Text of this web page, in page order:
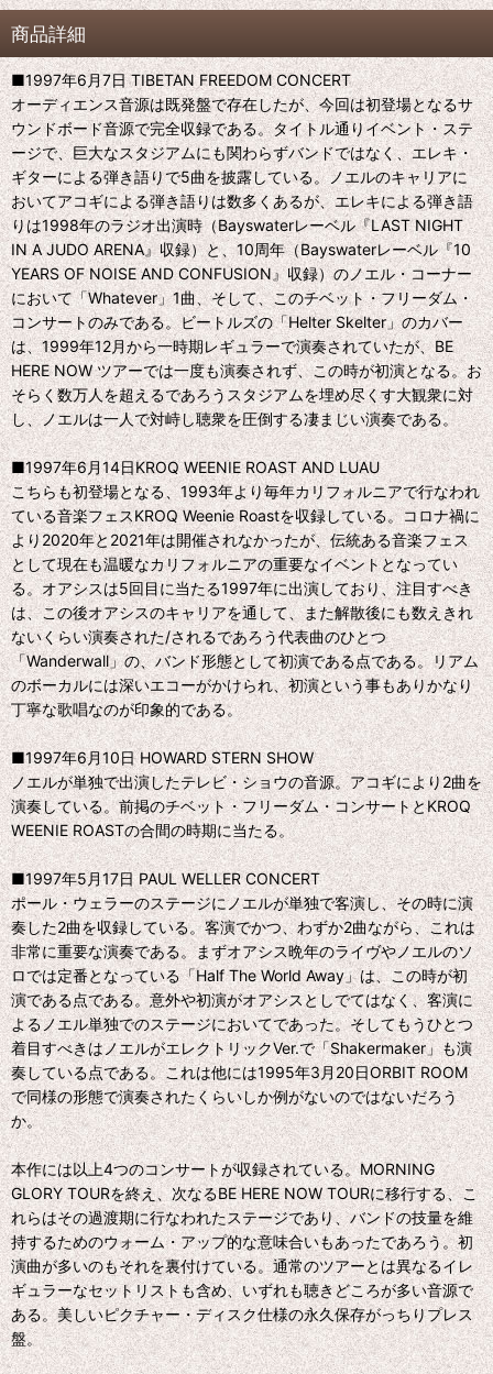
商品詳細
■1997年6月7日 TIBETAN FREEDOM CONCERT
オーディエンス音源は既発盤で存在したが、今回は初登場となるサ
ウンドボード音源で完全収録である。タイトル通りイベント・ステ
ージで、巨大なスタジアムにも関わらずバンドではなく、エレキ・
ギターによる弾き語りで5曲を披露している。ノエルのキャリアに
おいてアコギによる弾き語りは数多くあるが、エレキによる弾き語
りは1998年のラジオ出演時（Bayswaterレーベル『LAST NIGHT
IN A JUDO ARENA』収録）と、10周年（Bayswaterレーベル『10
YEARS OF NOISE AND CONFUSION』収録）のノエル・コーナー
において「Whatever」1曲、そして、このチベット・フリーダム・
コンサートのみである。ビートルズの「Helter Skelter」のカバー
は、1999年12月から一時期レギュラーで演奏されていたが、BE
HERE NOW ツアーでは一度も演奏されず、この時が初演となる。お
そらく数万人を超えるであろうスタジアムを埋め尽くす大観衆に対
し、ノエルは一人で対峙し聴衆を圧倒する凄まじい演奏である。
■1997年6月14日KROQ WEENIE ROAST AND LUAU
こちらも初登場となる、1993年より毎年カリフォルニアで行なわれ
ている音楽フェスKROQ Weenie Roastを収録している。コロナ禍に
より2020年と2021年は開催されなかったが、伝統ある音楽フェス
として現在も温暖なカリフォルニアの重要なイベントとなってい
る。オアシスは5回目に当たる1997年に出演しており、注目すべき
は、この後オアシスのキャリアを通して、また解散後にも数えきれ
ないくらい演奏された/されるであろう代表曲のひとつ
「Wanderwall」の、バンド形態として初演である点である。リアム
のボーカルには深いエコーがかけられ、初演という事もありかなり
丁寧な歌唱なのが印象的である。
■1997年6月10日 HOWARD STERN SHOW
ノエルが単独で出演したテレビ・ショウの音源。アコギにより2曲を
演奏している。前掲のチベット・フリーダム・コンサートとKROQ
WEENIE ROASTの合間の時期に当たる。
■1997年5月17日 PAUL WELLER CONCERT
ポール・ウェラーのステージにノエルが単独で客演し、その時に演
奏した2曲を収録している。客演でかつ、わずか2曲ながら、これは
非常に重要な演奏である。まずオアシス晩年のライヴやノエルのソ
ロでは定番となっている「Half The World Away」は、この時が初
演である点である。意外や初演がオアシスとしでてはなく、客演に
よるノエル単独でのステージにおいてであった。そしてもうひとつ
着目すべきはノエルがエレクトリックVer.で「Shakermaker」も演
奏している点である。これは他には1995年3月20日ORBIT ROOM
で同様の形態で演奏されたくらいしか例がないのではないだろう
か。
本作には以上4つのコンサートが収録されている。MORNING
GLORY TOURを終え、次なるBE HERE NOW TOURに移行する、こ
れらはその過渡期に行なわれたステージであり、バンドの技量を維
持するためのウォーム・アップ的な意味合いもあったであろう。初
演曲が多いのもそれを裏付けている。通常のツアーとは異なるイレ
ギュラーなセットリストも含め、いずれも聴きどころが多い音源で
ある。美しいピクチャー・ディスク仕様の永久保存がっちりプレス
盤。